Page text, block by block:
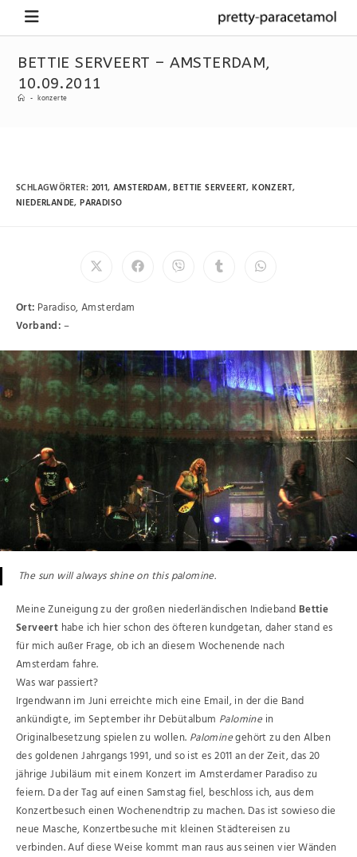
BETTIE SERVEERT – AMSTERDAM,
10.09.2011
- konzerte
SCHLAGWÖRTER: 2011, AMSTERDAM,BETTIE SERVEERT, KONZERT,
NIEDERLANDE, PARADISO
Ort: Paradiso, Amsterdam
Vorband:–
The sun will always shine on this palomine.
Meine Zuneigung zu der großen niederländischen Indieband Bettie
Serveert habe ich hier schon des öfteren kundgetan, daher stand es
für mich außer Frage, ob ich an diesem Wochenende nach
Amsterdam fahre.
Was war passiert?
Irgendwann im Juni erreichte mich eine Email, in der die Band
ankündigte, im September ihr Debütalbum Palominein
Originalbesetzung spielen zu wollen. Palominegehört zu den Alben
des goldenen Jahrgangs 1991, und so ist es 2011 an der Zeit, das 20
jährige Jubiläum mit einem Konzert im Amsterdamer Paradiso zu
feiern. Da der Tag auf einen Samstag fiel, beschloss ich, aus dem
Konzertbesuch einen Wochenendtrip zu machen. Das ist sowieso die
neue Masche, Konzertbesuche mit kleinen Städtereisen zu
verbinden. Auf diese Weise kommt man raus aus seinen vier Wänden